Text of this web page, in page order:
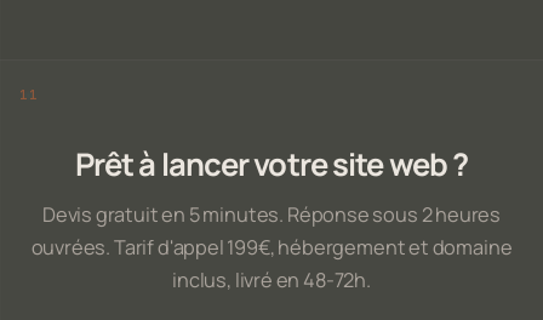
Prêt à lancer votre site web ?
Devis gratuit en 5 minutes. Réponse sous 2 heures
ouvrées. Tarif d'appel 199€, hébergement et domaine
inclus, livré en 48-72h.